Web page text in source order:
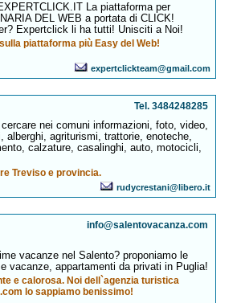
La piattaforma per
DEL WEB a portata di CLICK!
Expertclick li ha tutti! Unisciti a Noi!
piattaforma più Easy del Web!
expertclickteam@gmail.com
Tel. 3484248285
nei comuni informazioni, foto, video,
alberghi, agriturismi, trattorie, enoteche,
calzature, casalinghi, auto, motocicli,
Treviso e provincia.
rudycrestani@libero.it
info@salentovacanza.com
vacanze nel Salento? proponiamo le
vacanze, appartamenti da privati in Puglia!
e calorosa. Noi dell`agenzia turistica
lo sappiamo benissimo!